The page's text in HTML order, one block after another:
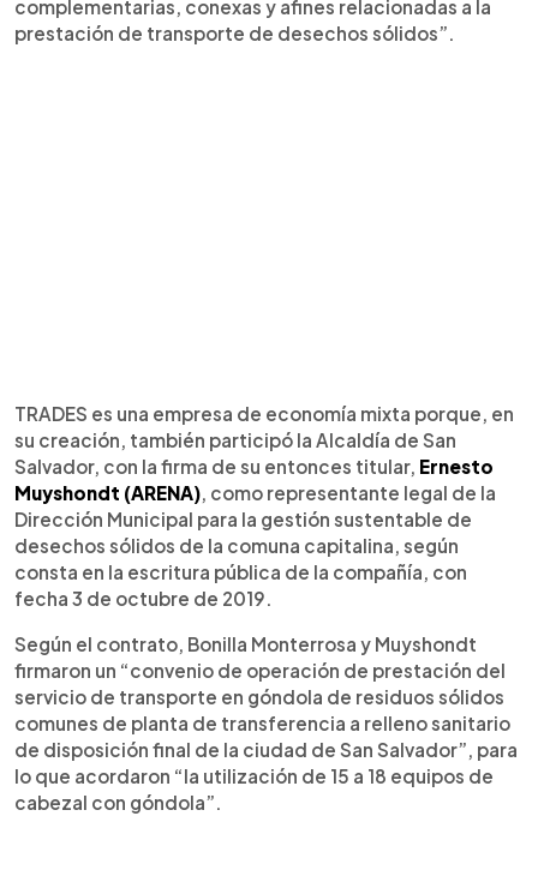
complementarias, conexas y afines relacionadas a la
prestación de transporte de desechos sólidos”.
TRADES es una empresa de economía mixta porque, en
su creación, también participó la Alcaldía de San
Salvador, con la firma de su entonces titular, Ernesto
Muyshondt (ARENA), como representante legal de la
Dirección Municipal para la gestión sustentable de
desechos sólidos de la comuna capitalina, según
consta en la escritura pública de la compañía, con
fecha 3 de octubre de 2019.
Según el contrato, Bonilla Monterrosa y Muyshondt
firmaron un “convenio de operación de prestación del
servicio de transporte en góndola de residuos sólidos
comunes de planta de transferencia a relleno sanitario
de disposición final de la ciudad de San Salvador”, para
lo que acordaron “la utilización de 15 a 18 equipos de
cabezal con góndola”.